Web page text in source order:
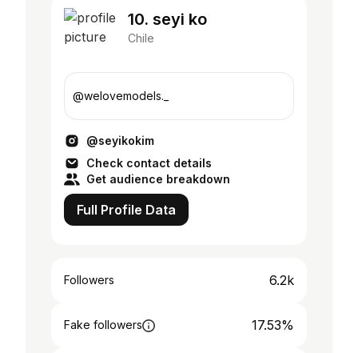
10. seyi ko
Chile
@welovemodels._
@seyikokim
Check contact details
Get audience breakdown
Full Profile Data
Followers 6.2k
Fake followers 17.53%